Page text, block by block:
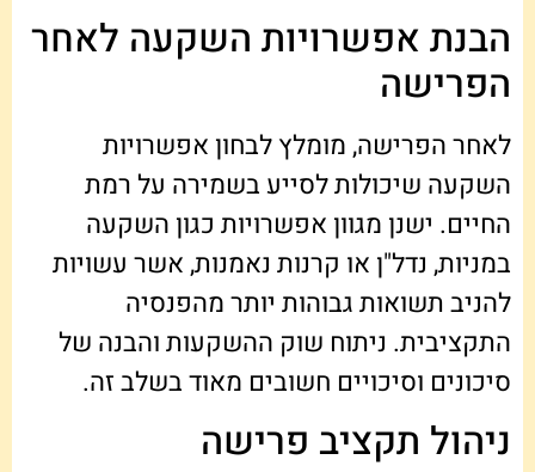
הבנת אפשרויות השקעה לאחר
הפרישה
לאחר הפרישה, מומלץ לבחון אפשרויות
השקעה שיכולות לסייע בשמירה על רמת
החיים. ישנן מגוון אפשרויות כגון השקעה
במניות, נדל"ן או קרנות נאמנות, אשר עשויות
להניב תשואות גבוהות יותר מהפנסיה
התקציבית. ניתוח שוק ההשקעות והבנה של
סיכונים וסיכויים חשובים מאוד בשלב זה.
ניהול תקציב פרישה